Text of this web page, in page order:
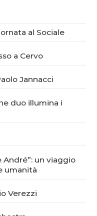
al Sociale
a Cervo
Jannacci
duo illumina i
André”: un viaggio
umanità
Verezzi